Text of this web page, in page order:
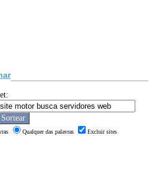
Qualquer das palavras
Excluir sites